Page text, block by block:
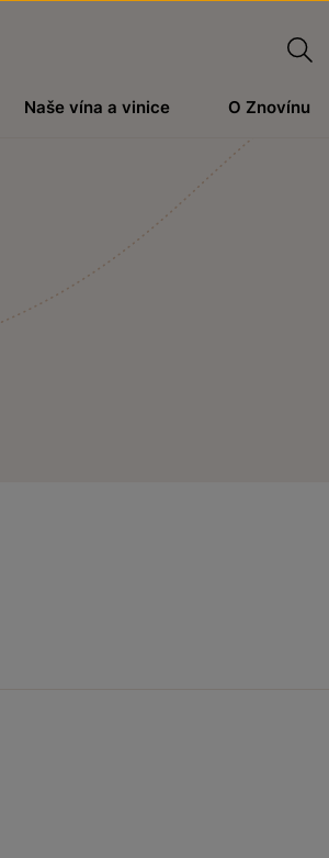
Naše vína a vinice O Znovínu